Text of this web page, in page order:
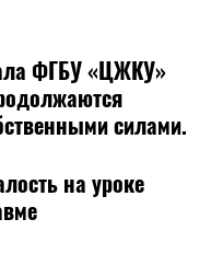
ФГБУ «ЦЖКУ»
силами.
на уроке